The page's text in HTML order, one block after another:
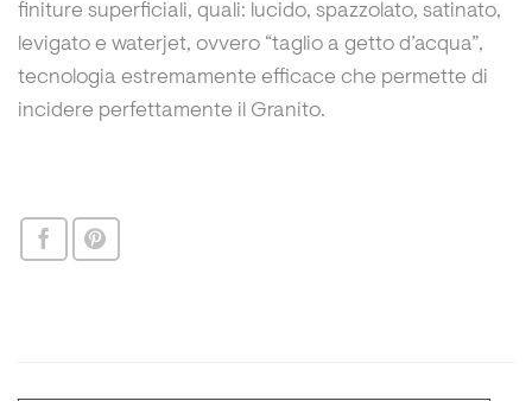
finiture superficiali, quali: lucido, spazzolato, satinato,
levigato e waterjet, ovvero “taglio a getto d’acqua”,
tecnologia estremamente efficace che permette di
incidere perfettamente il Granito.